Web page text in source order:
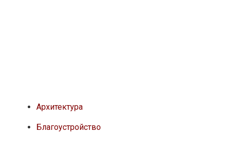
Архитектура
Благоустройство